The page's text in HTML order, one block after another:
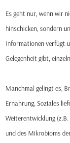
Es geht nur, wenn wir
hinschicken, sondern
Informationen verfügt
Gelegenheit gibt,
Manchmal gelingt es,
Ernährung, Soziales
Weiterentwicklung
und des Mikrobioms